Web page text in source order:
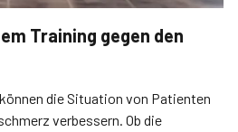
Training gegen den
die Situation von Patienten
verbessern. Ob die